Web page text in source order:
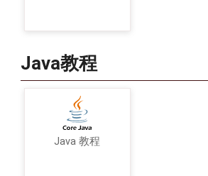
Java教程
Java 教程